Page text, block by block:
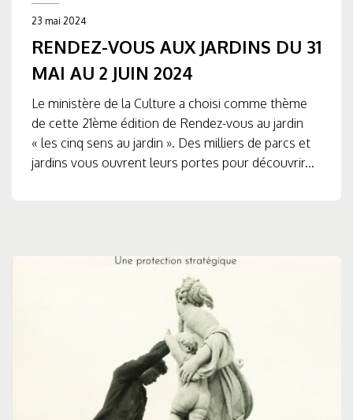
23 mai 2024
RENDEZ-VOUS AUX JARDINS DU 31
MAI AU 2 JUIN 2024
Le ministère de la Culture a choisi comme thème
de cette 21ème édition de Rendez-vous au jardin
« les cinq sens au jardin ». Des milliers de parcs et
jardins vous ouvrent leurs portes pour découvrir...